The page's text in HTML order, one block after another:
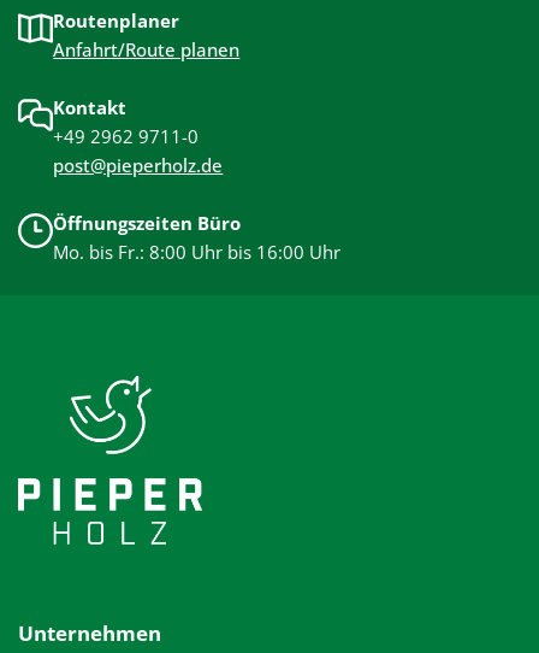
Routenplaner
Anfahrt/Route planen
Kontakt
+49 2962 9711-0
post@pieperholz.de
Öffnungszeiten Büro
Mo. bis Fr.: 8:00 Uhr bis 16:00 Uhr
Unternehmen